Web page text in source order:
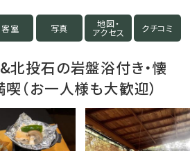
客室 写真 地図・
アクセス クチコミ
北投石の岩盤浴付き・懐
（お一人様も大歓迎）